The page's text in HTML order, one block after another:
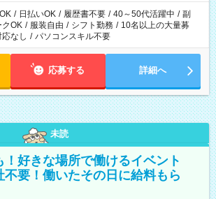
/ 日払いOK / 履歴書不要 / 40～50代活躍中 / 副
クOK / 服装自由 / シフト勤務 / 10名以上の大量募
なし / パソコンスキル不要
応募する 詳細へ
未読
！好きな場所で働けるイベント
要！働いたその日に給料もら